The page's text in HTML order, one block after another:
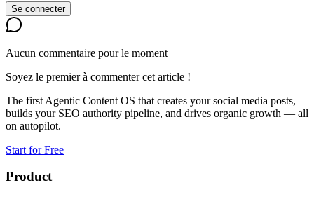
Se connecter
Aucun commentaire pour le moment
Soyez le premier à commenter cet article !
The first Agentic Content OS that creates your social media posts,
builds your SEO authority pipeline, and drives organic growth — all
on autopilot.
Start for Free
Product